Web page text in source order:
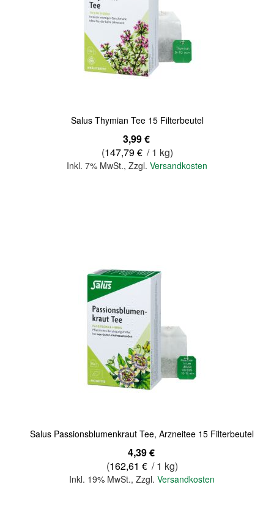
Salus Thymian Tee 15 Filterbeutel
3,99 €
(147,79 € / 1 kg)
Inkl. 7% MwSt., Zzgl. Versandkosten
Salus Passionsblumenkraut Tee, Arzneitee 15 Filterbeutel
4,39 €
(162,61 € / 1 kg)
Inkl. 19% MwSt.,Zzgl.Versandkosten